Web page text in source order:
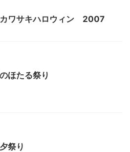
ワサキハロウィン 2007
ほたる祭り
祭り